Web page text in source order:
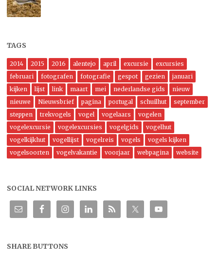
TAGS
2014 2015 2016 alentejo april excursie
excursies
februari
fotografen fotografie gespot gezien
januari
kijken
lijst link maart mei nederlandse gids
nieuw
nieuwe
Nieuwsbrief pagina portugal schuilhut
september
steppen
trekvogels vogel vogelaars
vogelen
vogelexcursie
vogelexcursies vogelgids
vogelhut
vogelkijkhut
vogellijst vogelreis vogels
vogels kijken
vogelsoorten
vogelvakantie voorjaar webpagina website
SOCIAL NETWORK LINKS
SHARE BUTTONS